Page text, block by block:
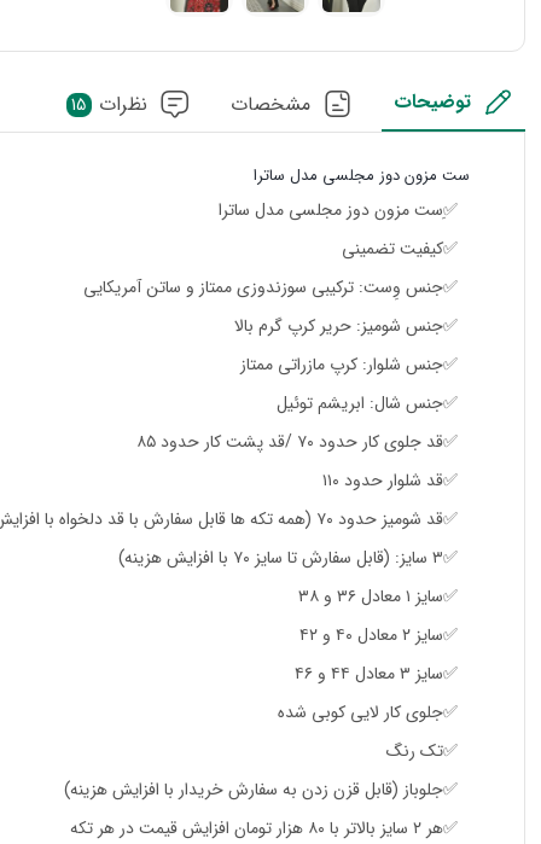
توضیحات مشخصات نظرات 15
ست مزون دوز مجلسی مدل ساترا
✅ِست مزون دوز مجلسی مدل ساترا
✅کیفیت تضمینی
✅جنس وِست: ترکیبی سوزندوزی ممتاز و ساتن آمریکایی
✅جنس شومیز: حریر کرپ گرم بالا
✅جنس شلوار: کرپ مازراتی ممتاز
✅جنس شال: ابریشم توئیل
✅قد جلوی کار حدود ۷۰ /قد پشت کار حدود ۸۵
✅قد شلوار حدود ۱۱۰
✅قد شومیز حدود ۷۰ (همه تکه ها قابل سفارش با قد دلخواه با افزایش هزینه)
✅۳ سایز: (قابل سفارش تا سایز ۷۰ با افزایش هزینه)
✅سایز ۱ معادل ۳۶ و ۳۸
✅سایز ۲ معادل ۴۰ و ۴۲
✅سایز ۳ معادل ۴۴ و ۴۶
✅جلوی کار لایی کوبی شده
✅تک رنگ
✅جلوباز (قابل قزن زدن به سفارش خریدار با افزایش هزینه)
✅هر ۲ سایز بالاتر با ۸۰ هزار تومان افزایش قیمت در هر تکه